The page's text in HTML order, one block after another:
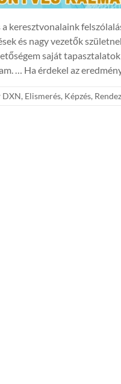
keresztvonalaink
és nagy vezetők
saját
… Ha érdekel az
DXN, Elismerés, Képzés,